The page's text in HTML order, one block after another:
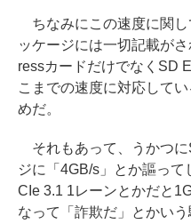
ちなみにこの速度に関し
ッケージには一切記載が
ressカードだけでなくSD
こまでの速度に対応して
めだ。
それもあって、うかつに
ジに「4GB/s」とか謳っ
CIe 3.1 1レーンとかだと
なって「詐欺だ」とかい